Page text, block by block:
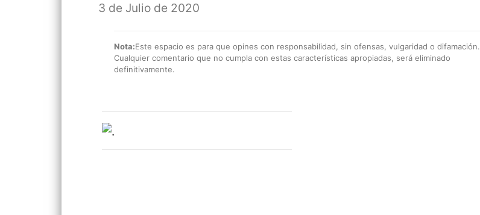
3 de Julio de 2020
Nota:Este espacio es para que opines con responsabilidad, sin ofensas, vulgaridad o difamación.
Cualquier comentario que no cumpla con estas características apropiadas, será eliminado
definitivamente.